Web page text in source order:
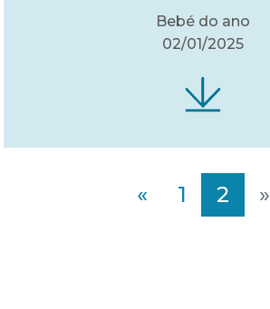
Bebé do ano
02/01/2025
« 1 2 »